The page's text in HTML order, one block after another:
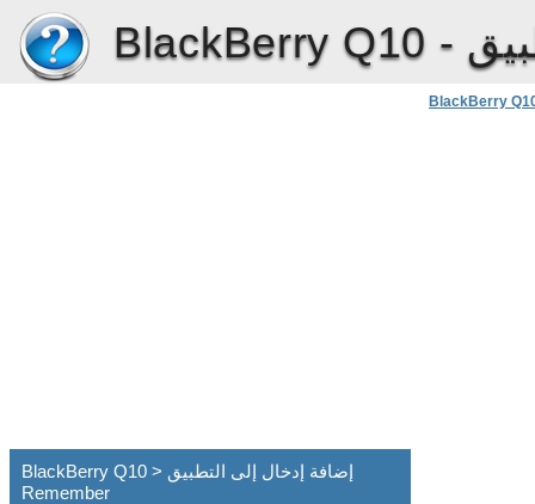
BlackBerry Q10 -
BlackBerry
BlackBerry Q10 > إضافة إدخال إلى التطبيق
Remember